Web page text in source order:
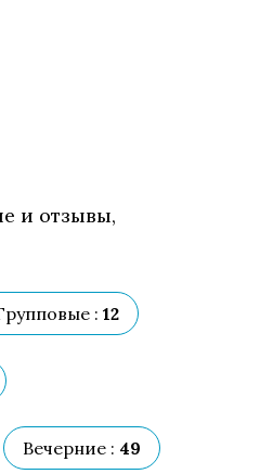
и отзывы,
: 12
Вечерние : 49